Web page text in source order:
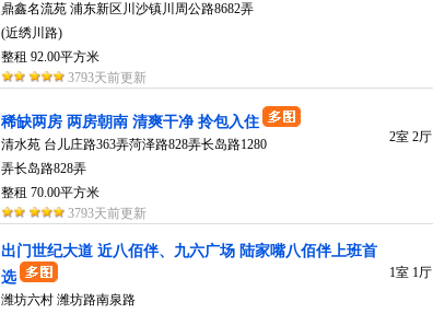
鼎鑫名流苑 浦东新区川沙镇川周公路8682弄
(近绣川路)
整租 92.00平方米
3793天前更新
稀缺两房 两房朝南 清爽干净 拎包入住
清水苑 台儿庄路363弄菏泽路828弄长岛路1280
弄长岛路828弄
整租 70.00平方米
3793天前更新
2室 2厅
出门世纪大道 近八佰伴、九六广场 陆家嘴八佰伴上班首
选
潍坊六村 潍坊路南泉路
1室 1厅